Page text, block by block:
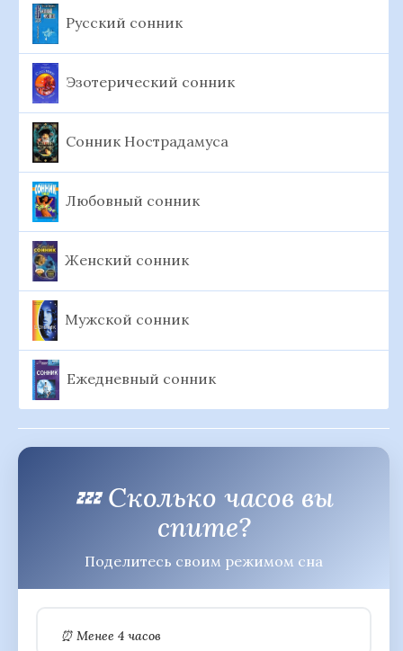
Русский сонник
Эзотерический сонник
Сонник Нострадамуса
Любовный сонник
Женский сонник
Мужской сонник
Ежедневный сонник
💤 Сколько часов вы
спите?
Поделитесь своим режимом сна
⏰ Менее 4 часов